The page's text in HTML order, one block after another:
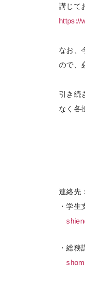
講じて
https://
なお、
ので、
引き続
なく各
連絡先：
・学生
・総務